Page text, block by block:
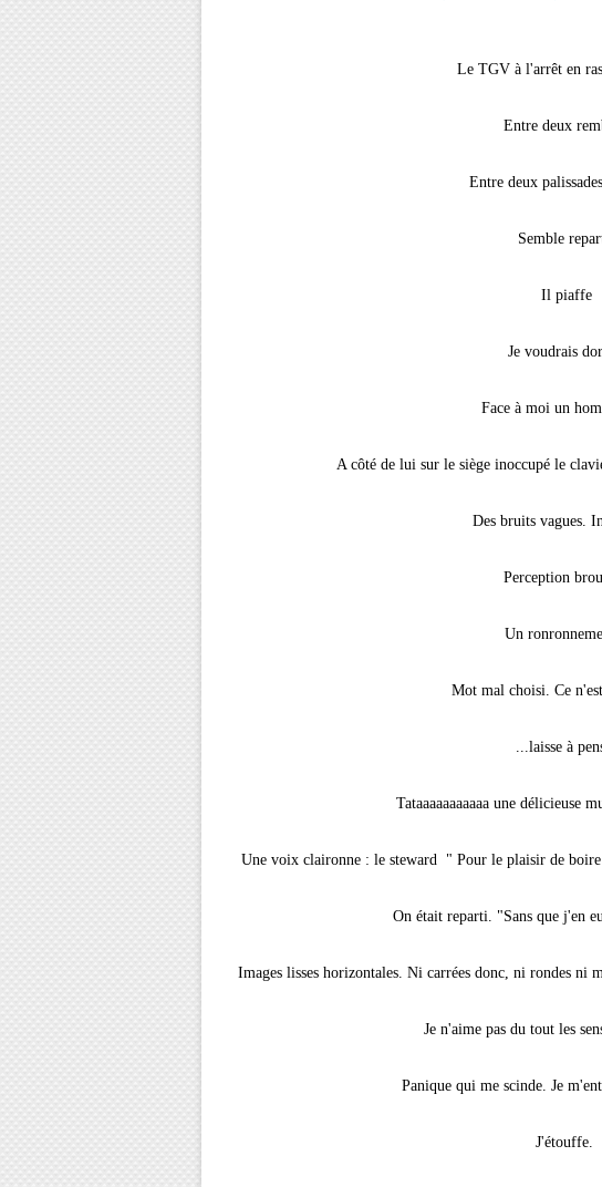
Le TGV à l'arrêt en
Entre deux
Entre deux
Semble
Il piaffe
Je voudrais
Face à moi un
A côté de lui sur le siège inoccupé le
Des bruits vagues.
Perception
Un
Mot mal choisi. Ce
...laisse à
Tataaaaaaaaaaa une délicieuse
Une voix claironne : le steward " Pour le plaisir de
On était reparti. "Sans que j'en
Images lisses horizontales. Ni carrées donc, ni rondes ni
Je n'aime pas du tout les
Panique qui me scinde. Je
J'étouffe.